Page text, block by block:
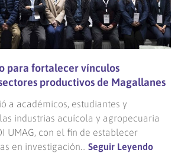
para fortalecer vínculos
productivos de Magallanes
a académicos, estudiantes y
industrias acuícola y agropecuaria
UMAG, con el fin de establecer
en investigación... Seguir Leyendo